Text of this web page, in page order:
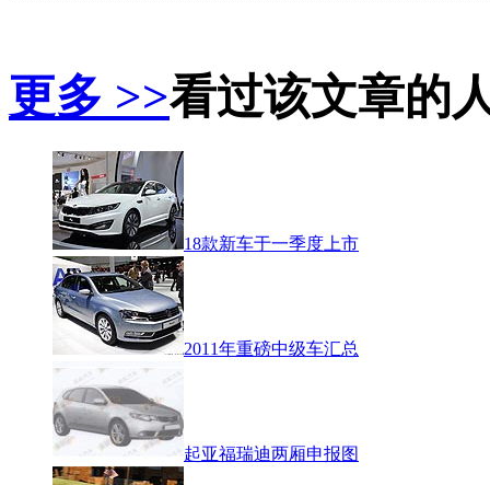
更多 >>看过该文章的
18款新车于一季度上市
2011年重磅中级车汇总
起亚福瑞迪两厢申报图